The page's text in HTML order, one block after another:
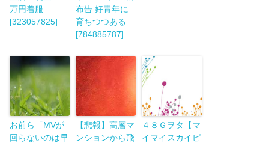
万円着服
[323057825]
布告 好青年に
育ちつつある
[784885787]
お前ら「MVが
回らないのは早
【悲報】高層マ
ンションから飛
４８Ｇヲタ【マ
イマイスカイピ